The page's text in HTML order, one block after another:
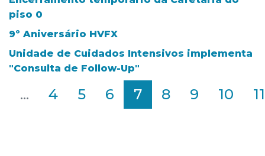
piso 0
9º Aniversário HVFX
Unidade de Cuidados Intensivos implementa
"Consulta de Follow-Up"
... 4 5 6 7 8 9 10 11